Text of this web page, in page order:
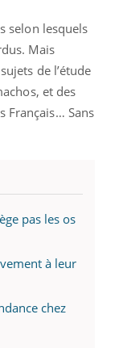
selon lesquels
Mais
de l’étude
et des
Français… Sans
pas les os
à leur
chez